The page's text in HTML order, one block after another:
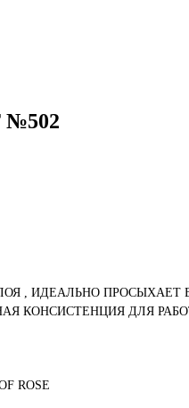
№502
, ИДЕАЛЬНО ПРОСЫХАЕТ
КОНСИСТЕНЦИЯ ДЛЯ
ROSE